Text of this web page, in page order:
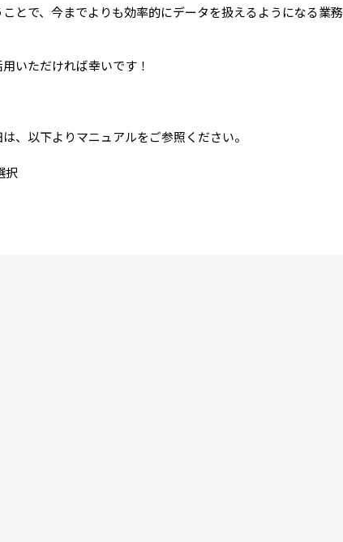
とで、今までよりも効率的にデータを扱えるようになる業
いただければ幸いです！
、以下よりマニュアルをご参照ください。
択